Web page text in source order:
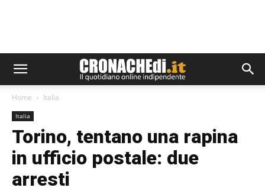
Home Italia
Italia
Torino, tentano una rapina
in ufficio postale: due
arresti